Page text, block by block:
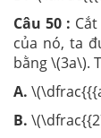
Câu 50 :
của nó, ta
bằng \(3a\).
A.
B.